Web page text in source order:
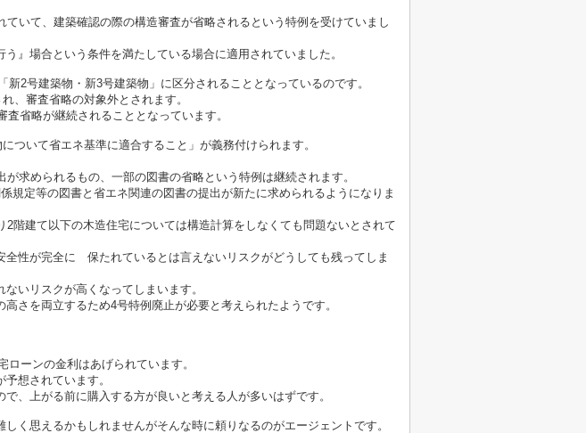
いて、建築確認の際の構造審査が省略されるという特例を受けていまし
』場合という条件を満たしている場合に適用されていました。
2号建築物・新3号建築物」に区分されることとなっているのです。
、審査省略の対象外とされます。
省略が継続されることとなっています。
ついて省エネ基準に適合すること」が義務付けられます。
求められるもの、一部の図書の省略という特例は継続されます。
規定等の図書と省エネ関連の図書の提出が新たに求められるようになりま
階建て以下の木造住宅については構造計算をしなくても問題ないとされて
性が完全に 保たれているとは言えないリスクがどうしても残ってしま
いリスクが高くなってしまいます。
さを両立するため4号特例廃止が必要と考えられたようです。
ーンの金利はあげられています。
想されています。
、上がる前に購入する方が良いと考える人が多いはずです。
く思えるかもしれませんがそんな時に頼りなるのがエージェントです。